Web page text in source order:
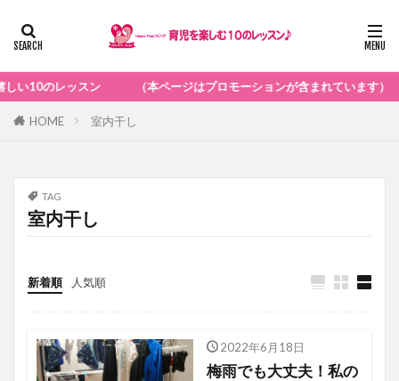
（本ページはプロモーションが含まれています）
HOME 室内干し
TAG
室内干し
新着順 人気順
おススメのアイテム 2022年6月18日
梅雨でも大丈夫！私の